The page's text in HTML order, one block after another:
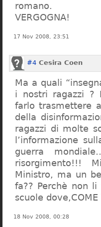
romano.
VERGOGNA!
17 Nov 2008, 23:51
#4 Cesira Coen
Ma a quali
i nostri ragazzi ?
farlo trasmettere
della
ragazzi di molte
l’informazione
guerra
risorgimento!!!
Ministro, ma un
fa?? Perchè non
scuole
18 Nov 2008, 00:28